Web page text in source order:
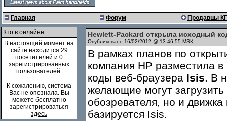
Главная Форум Продавцы
Кто в онлайне
В настоящий момент на
сайте находится 29
посетителей и 0
зарегистрированных
пользователей.
К сожалению, система
Вас не опознала. Вы
можете бесплатно
зарегистрироваться
здесь
Hewlett-Packard открыла исходный
Опубликовано 16/02/2012 @ 13:46:55 MSK
В рамках планов по
компания HP разместила
коды веб-браузера Isis. В
желающие могут
обозревателя, но и
базируется Isis.